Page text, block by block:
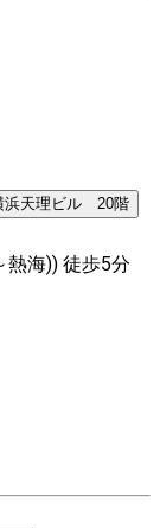
天理ビル 20階
熱海)) 徒歩5分